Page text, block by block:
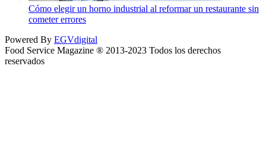
Cómo elegir un horno industrial al reformar un restaurante sin
cometer errores
Powered By EGVdigital
Food Service Magazine ® 2013-2023 Todos los derechos
reservados